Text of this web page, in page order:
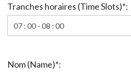
Tranches horaires (Time Slots)*:
Nom (Name)*: